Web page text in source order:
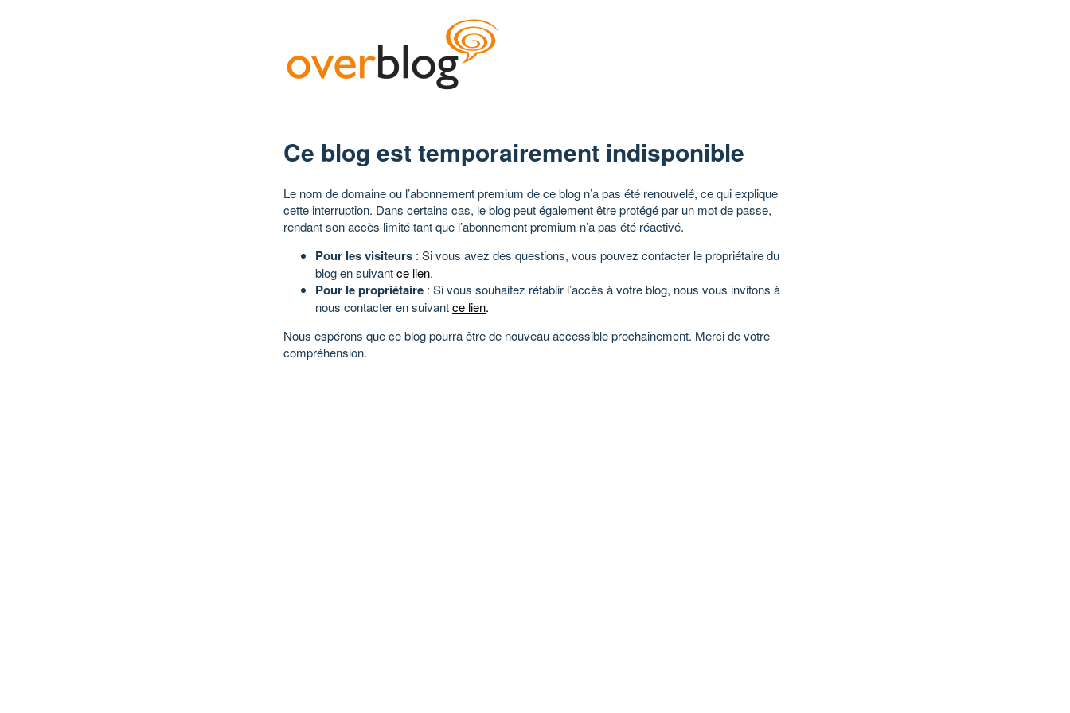
Ce blog est temporairement indisponible
Le nom de domaine ou l’abonnement premium de ce blog n’a pas été renouvelé, ce qui explique
cette interruption. Dans certains cas, le blog peut également être protégé par un mot de passe,
rendant son accès limité tant que l’abonnement premium n’a pas été réactivé.
Pour les visiteurs : Si vous avez des questions, vous pouvez contacter le propriétaire du
blog en suivantce lien.
Pour le propriétaire : Si vous souhaitez rétablir l’accès à votre blog, nous vous invitons à
nous contacter en suivantce lien.
Nous espérons que ce blog pourra être de nouveau accessible prochainement. Merci de votre
compréhension.